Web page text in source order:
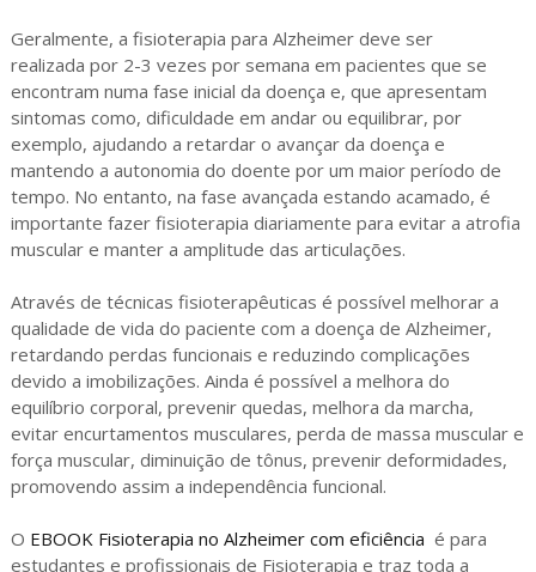
Geralmente, a fisioterapia para Alzheimer deve ser
realizada por 2-3 vezes por semana em pacientes que se
encontram numa fase inicial da doença e, que apresentam
sintomas como, dificuldade em andar ou equilibrar, por
exemplo, ajudando a retardar o avançar da doença e
mantendo a autonomia do doente por um maior período de
tempo. No entanto, na fase avançada estando acamado, é
importante fazer fisioterapia diariamente para evitar a atrofia
muscular e manter a amplitude das articulações.
Através de técnicas fisioterapêuticas é possível melhorar a
qualidade de vida do paciente com a doença de Alzheimer,
retardando perdas funcionais e reduzindo complicações
devido a imobilizações. Ainda é possível a melhora do
equilíbrio corporal, prevenir quedas, melhora da marcha,
evitar encurtamentos musculares, perda de massa muscular e
força muscular, diminuição de tônus, prevenir deformidades,
promovendo assim a independência funcional.
O EBOOK Fisioterapia no Alzheimer com eficiência
  é para